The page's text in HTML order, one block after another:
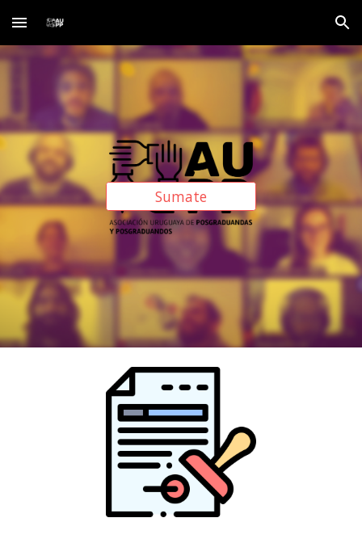
Skip to main content Skip to navigation
Sumate